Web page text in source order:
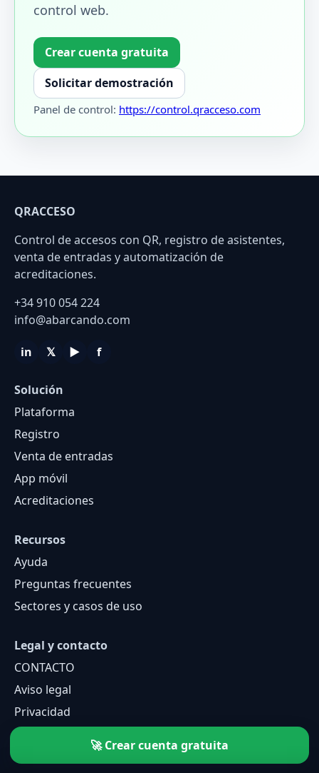
control web.
Crear cuenta gratuita
Solicitar demostración
Panel de control: https://control.qracceso.com
QRACCESO
Control de accesos con QR, registro de asistentes,
venta de entradas y automatización de
acreditaciones.
+34 910 054 224
info@abarcando.com
in 𝕏 ▶ f
Solución
Plataforma
Registro
Venta de entradas
App móvil
Acreditaciones
Recursos
Ayuda
Preguntas frecuentes
Sectores y casos de uso
Legal y contacto
CONTACTO
Aviso legal
Privacidad
Cookies
🚀 Crear cuenta gratuita